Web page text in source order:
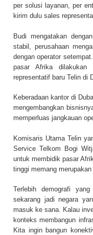
per solusi layanan, per
kirim dulu sales
Budi mengatakan
stabil, perusahaan
dengan operator
pasar Afrika dilakukan
representatif baru Telin di
Keberadaan kantor di
mengembangkan
memperluas jangkauan
Komisaris Utama Telin
Service Telkom Bogi
untuk membidik pasar
tinggi memang
Terlebih demografi
sekarang jadi negara
masuk ke sana. Kalau
konteks membangun
Kita ingin bangun